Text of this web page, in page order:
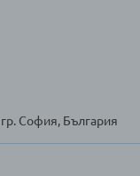
София, България